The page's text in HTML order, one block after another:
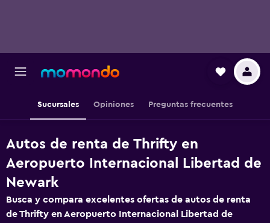
Sucursales Opiniones Preguntas frecuentes
Autos de renta de Thrifty en
Aeropuerto Internacional Libertad de
Newark
Busca y compara excelentes ofertas de autos de renta
de Thrifty en Aeropuerto Internacional Libertad de